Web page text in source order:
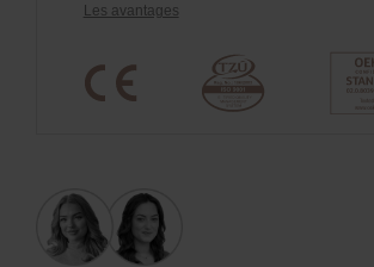
Les avantages